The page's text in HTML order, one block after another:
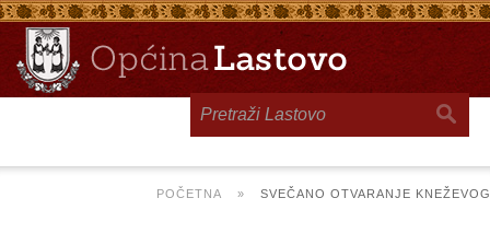
POČETNA » SVEČANO OTVARANJE